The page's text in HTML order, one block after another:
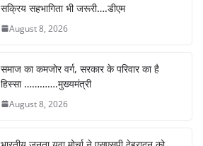
सक्रिय सहभागिता भी जरूरी….डीएम
August 8, 2026
समाज का कमजोर वर्ग, सरकार के परिवार का है
हिस्सा ………….मुख्यमंत्री
August 8, 2026